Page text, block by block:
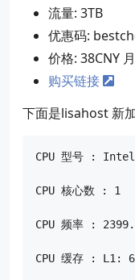
流量: 3TB
优惠码:
价格: 38CNY
购买链接
下面是lisahost 新
CPU 型号 :
CPU 核心数 : 1
CPU 频率 :
CPU 缓存 : L1: